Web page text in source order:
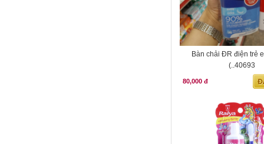
Bàn chải ĐR điện trẻ
(..40693
80,000 đ